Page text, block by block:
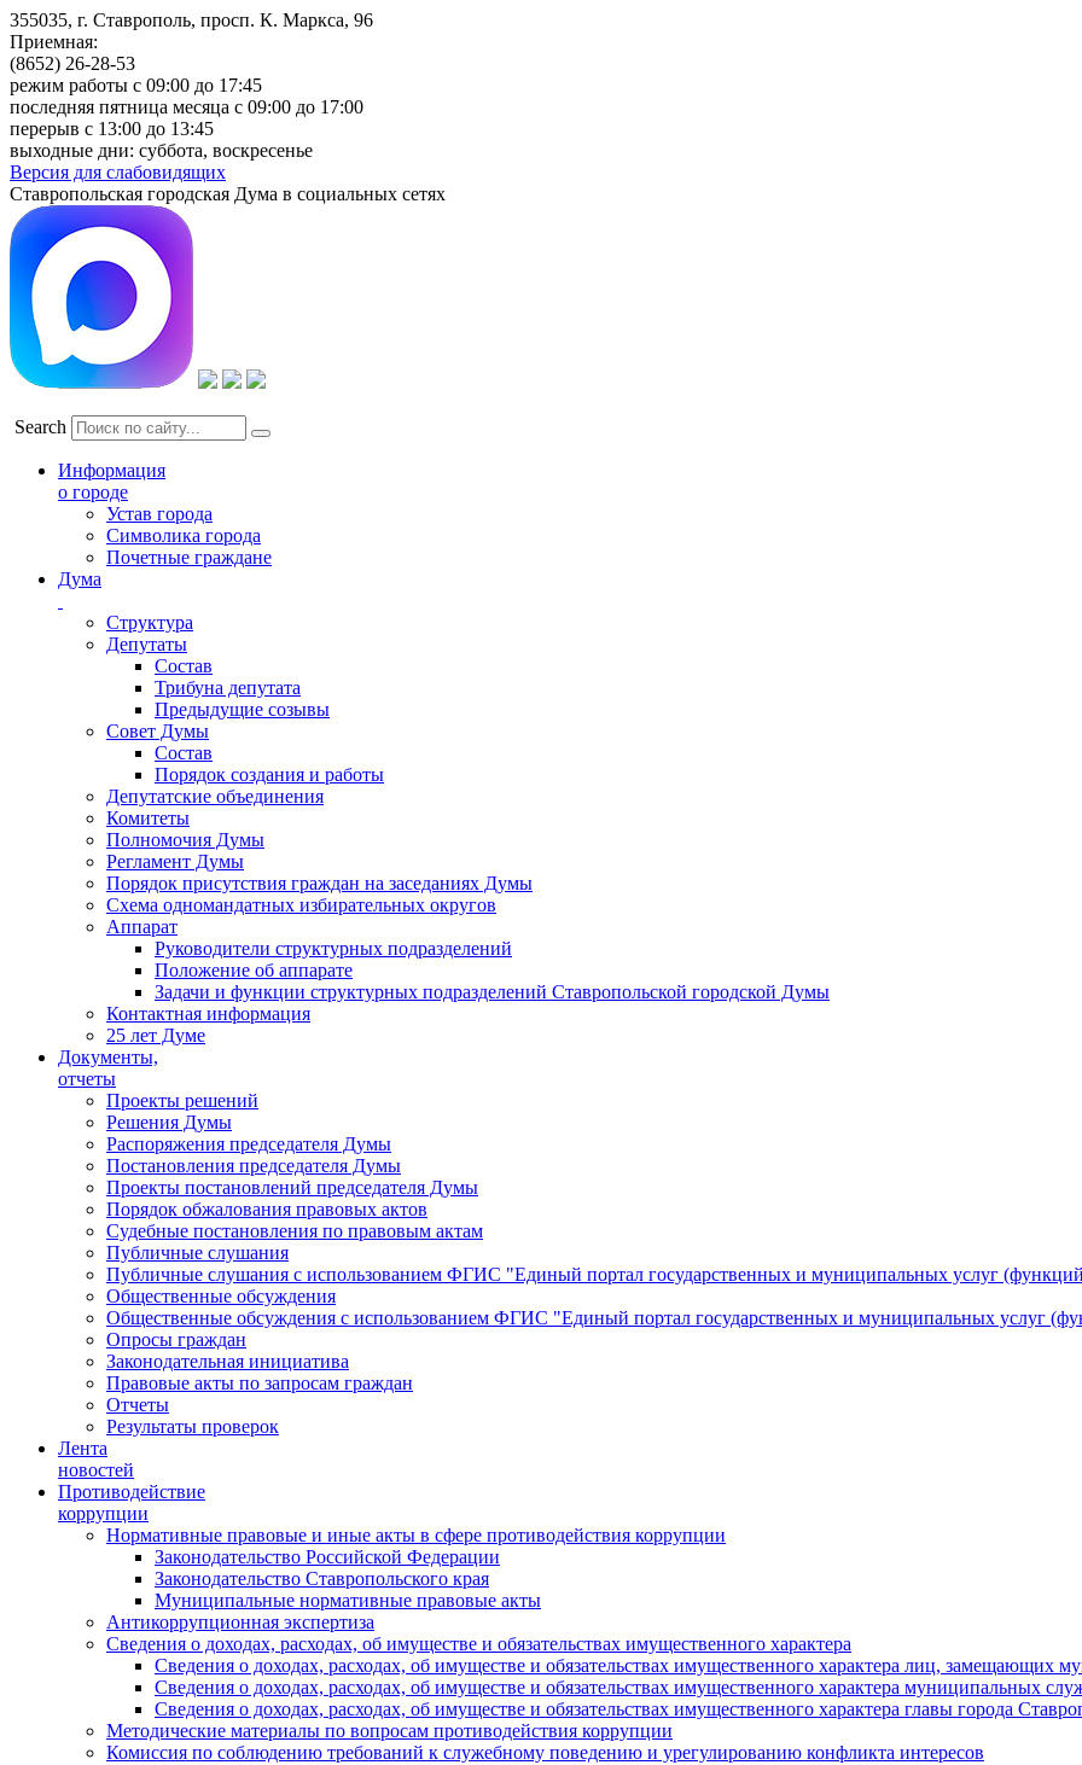
355035, г. Ставрополь, просп. К. Маркса, 96
Приемная:
(8652) 26-28-53
режим работы с 09:00 до 17:45
последняя пятница месяца с 09:00 до 17:00
перерыв с 13:00 до 13:45
выходные дни: суббота, воскресенье
Версия для слабовидящих
Ставропольская городская Дума в социальных сетях
Search
Информация
о городе
Устав города
Символика города
Почетные граждане
Дума
Структура
Депутаты
Состав
Трибуна депутата
Предыдущие созывы
Совет Думы
Состав
Порядок создания и работы
Депутатские объединения
Комитеты
Полномочия Думы
Регламент Думы
Порядок присутствия граждан на заседаниях Думы
Схема одномандатных избирательных округов
Аппарат
Руководители структурных подразделений
Положение об аппарате
Задачи и функции структурных подразделений Ставропольской городской Думы
Контактная информация
25 лет Думе
Документы,
отчеты
Проекты решений
Решения Думы
Распоряжения председателя Думы
Постановления председателя Думы
Проекты постановлений председателя Думы
Порядок обжалования правовых актов
Судебные постановления по правовым актам
Публичные слушания
Публичные слушания с использованием ФГИС "Единый портал государственных и муниципальных услуг
Общественные обсуждения
Общественные обсуждения с использованием ФГИС "Единый портал государственных и муниципальных услуг
Опросы граждан
Законодательная инициатива
Правовые акты по запросам граждан
Отчеты
Результаты проверок
Лента
новостей
Противодействие
коррупции
Нормативные правовые и иные акты в сфере противодействия коррупции
Законодательство Российской Федерации
Законодательство Ставропольского края
Муниципальные нормативные правовые акты
Антикоррупционная экспертиза
Сведения о доходах, расходах, об имуществе и обязательствах имущественного характера
Сведения о доходах, расходах, об имуществе и обязательствах имущественного характера лиц,
Сведения о доходах, расходах, об имуществе и обязательствах имущественного характера муниципальных
Сведения о доходах, расходах, об имуществе и обязательствах имущественного характера главы города
Методические материалы по вопросам противодействия коррупции
Комиссия по соблюдению требований к служебному поведению и урегулированию конфликта интересов